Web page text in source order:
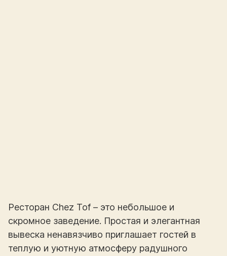
Ресторан Chez Tof – это небольшое и
скромное заведение. Простая и элегантная
вывеска ненавязчиво приглашает гостей в
теплую и уютную атмосферу радушного